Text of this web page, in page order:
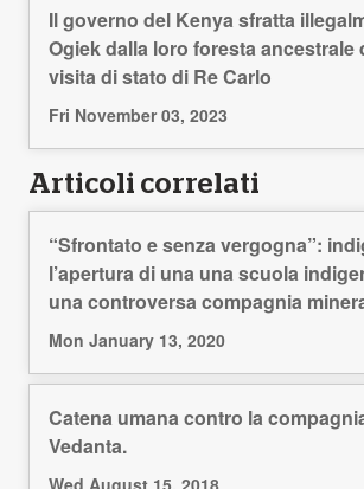
Il governo del Kenya sfratta
Ogiek dalla loro foresta ancestrale
visita di stato di Re Carlo
Fri November 03, 2023
Articoli correlati
“Sfrontato e senza vergogna”:
l’apertura di una una scuola
una controversa compagnia
Mon January 13, 2020
Catena umana contro la
Vedanta.
Wed August 15, 2018